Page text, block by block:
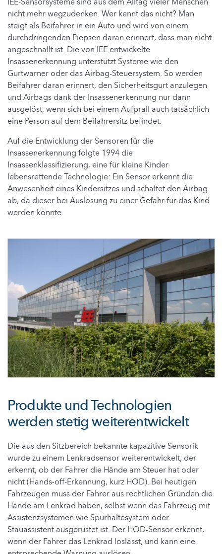
nicht mehr wegzudenken. Wer kennt das nicht? Man
steigt als Beifahrer in ein Auto und wird von einem
durchdringenden Piepsen daran erinnert, dass man nicht
angeschnallt ist. Die von IEE entwickelte
Insassenerkennung unterstützt Systeme wie den
Gurtwarner oder das Airbag-Steuersystem. So werden
Beifahrer daran erinnert, den Sicherheitsgurt anzulegen
und Airbags dank der Insassenerkennung nur dann
ausgelöst, wenn sich bei einem Aufprall auch tatsächlich
eine Person auf dem Beifahrersitz befindet.
Auf die Entwicklung der Sensoren für die
Insassenerkennung folgte 1994 die
Insassenklassifizierung, eine für kleine Kinder
lebensrettende Technologie: Ein Sensor erkennt die
Anwesenheit eines Kindersitzes und schaltet den Airbag
ab, da dieser bei Auslösung zu einer Gefahr für das Kind
werden könnte.
Produkte und Technologien
werden stetig weiterentwickelt
Die aus den Sitzbereich bekannte kapazitive Sensorik
wurde zu einem Lenkradsensor weiterentwickelt, der
erkennt, ob der Fahrer die Hände am Steuer hat oder
nicht (Hands-off-Erkennung, kurz HOD). Bei heutigen
Fahrzeugen muss der Fahrer aus rechtlichen Gründen die
Hände am Lenkrad haben, selbst wenn das Fahrzeug mit
Assistenzsystemen wie Spurhaltesystem oder
Stauassistent ausgerüstet ist. Der HOD-Sensor erkennt,
wenn der Fahrer das Lenkrad loslässt, und kann eine